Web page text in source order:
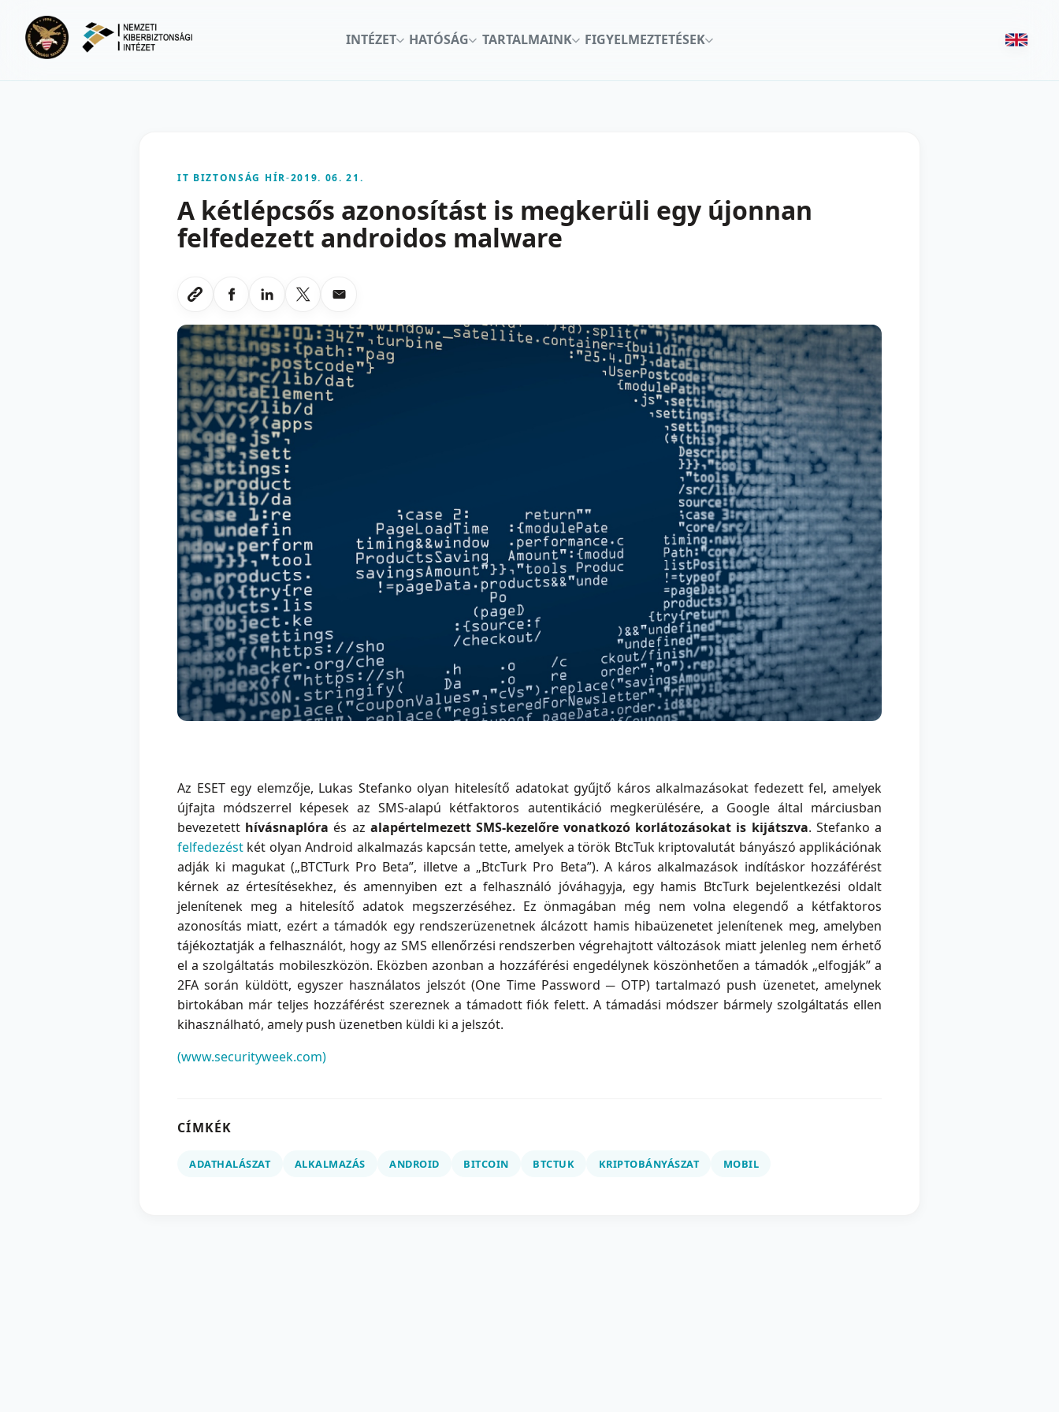
INTÉZET
HATÓSÁG TARTALMAINK FIGYELMEZTETÉSEK
IT BIZTONSÁG HÍR-2019. 06. 21.
A kétlépcsős azonosítást is megkerüli egy újonnan
felfedezett androidos malware
Link masolasa
Megosztas Facebookon
Megosztas LinkedInen
Megosztas X-en
Megosztas emailben
Az ESET egy elemzője, Lukas Stefanko olyan hitelesítő adatokat gyűjtő káros alkalmazásokat fedezett fel, amelyek
újfajta módszerrel képesek az SMS-alapú kétfaktoros autentikáció megkerülésére, a Google által márciusban
bevezetett hívásnaplóra és az alapértelmezett SMS-kezelőre vonatkozó korlátozásokat is kijátszva. Stefanko a
felfedezést két olyan Android alkalmazás kapcsán tette, amelyek a török BtcTuk kriptovalutát bányászó applikációnak
adják ki magukat („BTCTurk Pro Beta”, illetve a „BtcTurk Pro Beta”). A káros alkalmazások indításkor hozzáférést
kérnek az értesítésekhez, és amennyiben ezt a felhasználó jóváhagyja, egy hamis BtcTurk bejelentkezési oldalt
jelenítenek meg a hitelesítő adatok megszerzéséhez. Ez önmagában még nem volna elegendő a kétfaktoros
azonosítás miatt, ezért a támadók egy rendszerüzenetnek álcázott hamis hibaüzenetet jelenítenek meg, amelyben
tájékoztatják a felhasználót, hogy az SMS ellenőrzési rendszerben végrehajtott változások miatt jelenleg nem érhető
el a szolgáltatás mobileszközön. Eközben azonban a hozzáférési engedélynek köszönhetően a támadók „elfogják” a
2FA során küldött, egyszer használatos jelszót (One Time Password ─ OTP) tartalmazó push üzenetet, amelynek
birtokában már teljes hozzáférést szereznek a támadott fiók felett. A támadási módszer bármely szolgáltatás ellen
kihasználható, amely push üzenetben küldi ki a jelszót.
(www.securityweek.com)
CÍMKÉK
ADATHALÁSZAT ALKALMAZÁS ANDROID BITCOIN BTCTUK KRIPTOBÁNYÁSZAT MOBIL